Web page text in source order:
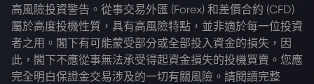
高風險投資警告。從事交易外匯 (Forex) 和差價合約 (CFD)
屬於高度投機性質，具有高風險特點，並非適於每一位投資
者之用。閣下有可能蒙受部分或全部投入資金的損失，因
此，閣下不應從事無法承受得起資金損失的投機買賣。您應
完全明白保證金交易涉及的一切有關風險。請閱讀完整